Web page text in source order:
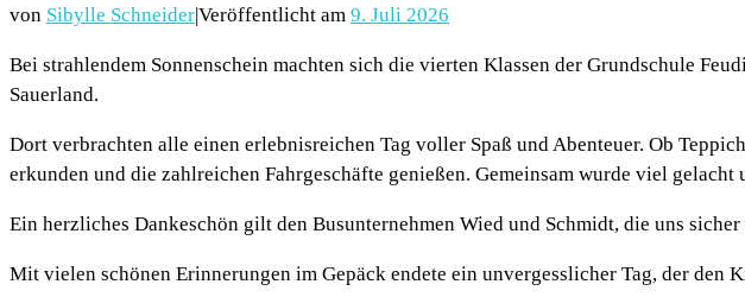
von Sibylle Schneider|Veröffentlicht am 9. Juli 2026
Bei strahlendem Sonnenschein machten sich die vierten Klassen der Grundschule
Sauerland.
Dort verbrachten alle einen erlebnisreichen Tag voller Spaß und Abenteuer. Ob
erkunden und die zahlreichen Fahrgeschäfte genießen. Gemeinsam wurde viel
Ein herzliches Dankeschön gilt den Busunternehmen Wied und Schmidt, die uns
Mit vielen schönen Erinnerungen im Gepäck endete ein unvergesslicher Tag, der den